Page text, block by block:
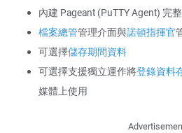
內建 Pageant (PuTTY Agent) 完
檔案總管管理介面與諾頓指揮官
可選擇儲存期間資料
可選擇支援獨立運作將登錄資料
媒體上使用